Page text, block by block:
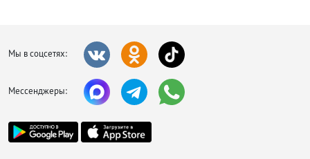
Мы в соцсетях:
Мессенджеры: